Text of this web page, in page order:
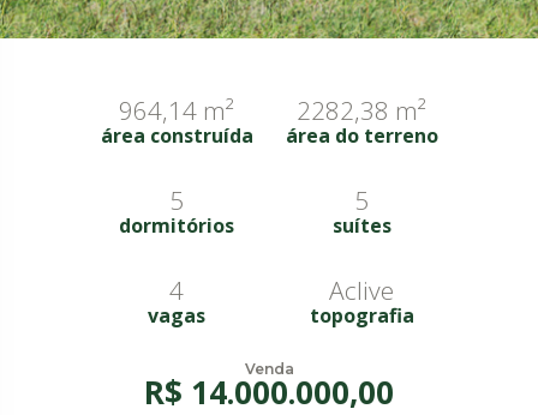
964,14 m²
área construída
2282,38 m²
área do terreno
5
dormitórios
5
suítes
4
vagas
Aclive
topografia
Venda
R$ 14.000.000,00